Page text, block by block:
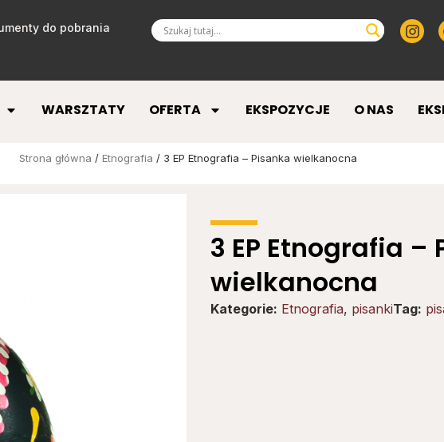
do pobrania
WARSZTATY OFERTA EKSPOZYCJE O NAS
Strona główna / Etnografia / 3 EP Etnografia – Pisanka wielkanocna
3 EP Etnografia –
wielkanocna
Kategorie: Etnografia, pisankiTag: